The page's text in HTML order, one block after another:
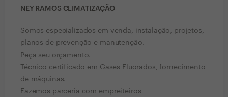
NEY RAMOS CLIMATIZAÇÃO
Somos especializados em venda, instalação, projetos,
planos de prevenção e manutenção.
Peça seu orçamento.
Técnico certificado em Gases Fluorados, fornecimento
de máquinas.
Fazemos parceria com empreiteiros